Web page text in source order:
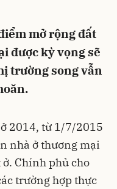
mở rộng đất
được kỳ vọng sẽ
trường song vẫn
2014, từ 1/7/2015
nhà ở thương mại
Chính phủ cho
trường hợp thực
Hủy